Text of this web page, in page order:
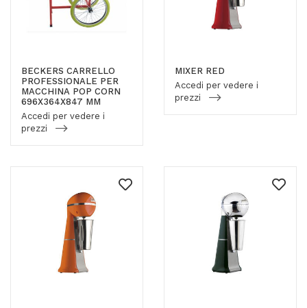
BECKERS CARRELLO
PROFESSIONALE PER
MACCHINA POP CORN
696X364X847 MM
Accedi per vedere i
prezzi
MIXER RED
Accedi per vedere i
prezzi